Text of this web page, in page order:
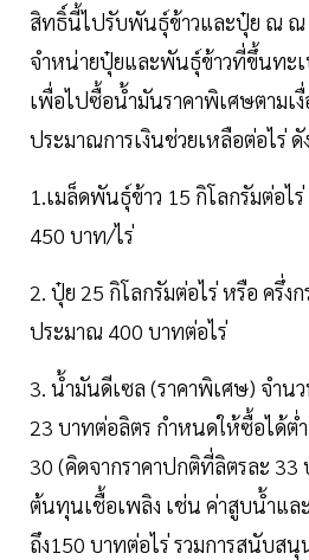
สิทธิ์นี้ไปรับพันธุ์ข้าวและปุ๋ย ณ ณ
จำหน่ายปุ๋ยและพันธุ์ข้าวที่ขึ้นทะเ
เพื่อไปซื้อน้ำมันราคาพิเศษตามเ
ประมาณการเงินช่วยเหลือต่อไร่ ดั
1.เมล็ดพันธุ์ข้าว 15 กิโลกรัมต่อไ
450 บาท/ไร่
2. ปุ๋ย 25 กิโลกรัมต่อไร่ หรือ ครึ่ง
ประมาณ 400 บาทต่อไร่
3. น้ำมันดีเซล (ราคาพิเศษ) จำน
23 บาทต่อลิตร กำหนดให้ซื้อได้ต่
30 (คิดจากราคาปกติที่ลิตรละ
ต้นทุนเชื้อเพลิง เช่น ค่าสูบน้ำแล
ถึง150 บาทต่อไร่ รวมการสนับส